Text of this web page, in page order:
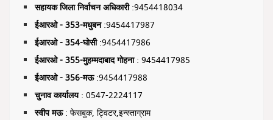
सहायक जिला निर्वाचन अधिकारी:9454418034
ईआरओ - 353-मधुबन:9454417987
ईआरओ - 354-घोसी:9454417986
ईआरओ - 355-मुहम्मदाबाद गोहना: 9454417985
ईआरओ - 356-मऊ:9454417988
चुनाव कार्यालय: 0547-2224117
स्वीप मऊ: फेसबुक, ट्विटर,इन्स्ताग्राम